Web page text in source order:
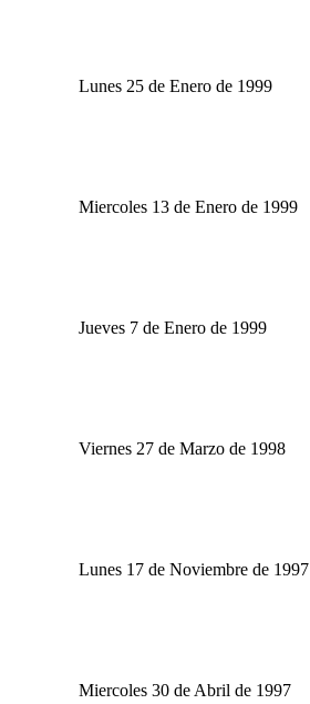
Lunes 25 de Enero de 1999
Miercoles 13 de Enero de 1999
Jueves 7 de Enero de 1999
Viernes 27 de Marzo de 1998
Lunes 17 de Noviembre de 1997
Miercoles 30 de Abril de 1997